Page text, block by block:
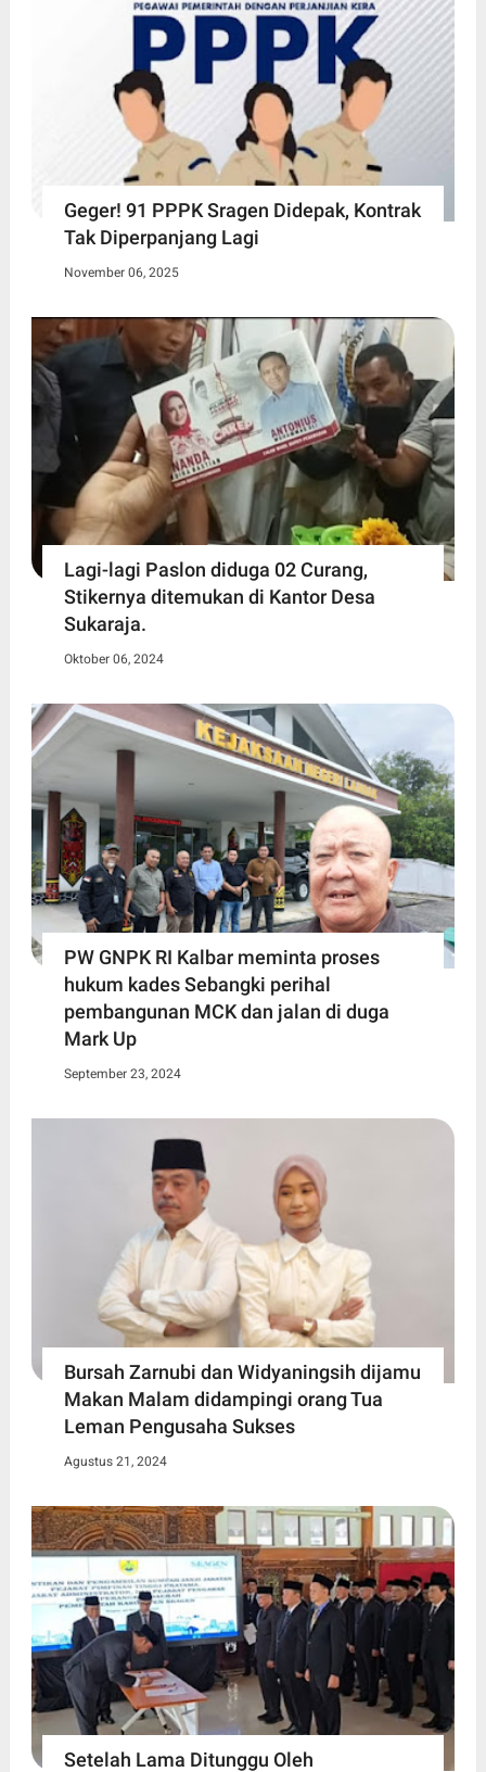
Geger! 91 PPPK Sragen Didepak, Kontrak
Tak Diperpanjang Lagi
November 06, 2025
Lagi-lagi Paslon diduga 02 Curang,
Stikernya ditemukan di Kantor Desa
Sukaraja.
Oktober 06, 2024
PW GNPK RI Kalbar meminta proses
hukum kades Sebangki perihal
pembangunan MCK dan jalan di duga
Mark Up
September 23, 2024
Bursah Zarnubi dan Widyaningsih dijamu
Makan Malam didampingi orang Tua
Leman Pengusaha Sukses
Agustus 21, 2024
Setelah Lama Ditunggu Oleh